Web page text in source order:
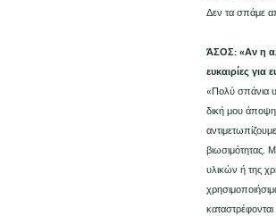
Δεν τα σπάμε
ΆΣΟΣ: «Αν η
ευκαιρίες
«Πολύ σπάνια
δική μου άποψη,
βιωσιμότητας.
υλικών ή της